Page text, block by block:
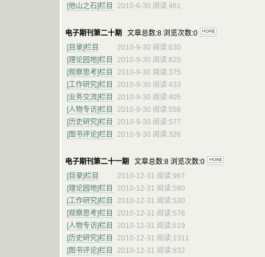
[他山之石]栏目
2010-6-30 阅读:461
电子期刊第二十期 文章总数:8 浏览次数:0
[目录]栏目
2010-9-30 阅读:630
[理论园地]栏目
2010-9-30 阅读:820
[观察思考]栏目
2010-9-30 阅读:375
[工作研究]栏目
2010-9-30 阅读:433
[业务交流]栏目
2010-9-30 阅读:405
[人物专访]栏目
2010-9-30 阅读:556
[历史研究]栏目
2010-9-30 阅读:577
[图书评论]栏目
2010-9-30 阅读:326
电子期刊第二十一期 文章总数:8 浏览次数:0
[目录]栏目
2010-12-31 阅读:967
[理论园地]栏目
2010-12-31 阅读:580
[工作研究]栏目
2010-12-31 阅读:530
[观察思考]栏目
2010-12-31 阅读:576
[人物专访]栏目
2010-12-31 阅读:619
[历史研究]栏目
2010-12-31 阅读:1311
[图书评论]栏目
2010-12-31 阅读:832